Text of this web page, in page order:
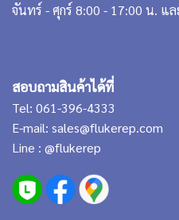
จันทร์ - ศุกร์ 8:00 - 17:00 น. แล
สอบถามสินค้าได้ที่
Tel: 061-396-4333
E-mail: sales@flukerep.com
Line : @flukerep